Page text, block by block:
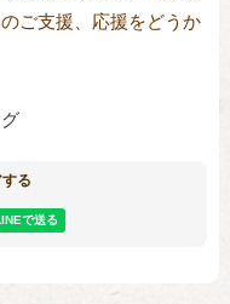
ご支援、応援をどうか
る